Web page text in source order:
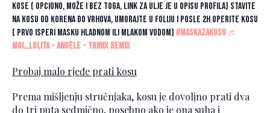
kose ( opciono, može i bez toga, link za ulje je u opisu profila) Stavite
na kosu od korena do vrhova, umorajte u foliju i posle 2h operite kosu
( prvo isperi masku hladnom ili mlakom vodom) #maskazakosu ♬
Moi...Lolita - Angèle - Trinix Remix
Probaj malo rjeđe prati kosu
Prema mišljenju stručnjaka, kosu je dovoljno prati dva
do tri puta sedmično, posebno ako je ona suha i